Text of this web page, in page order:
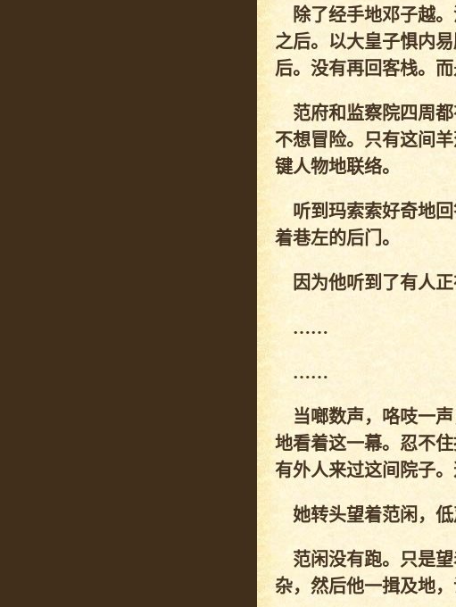
除了经手地邓子越。
之后。以大皇子惧内
后。没有再回客栈。
范府和监察院四周都
不想冒险。只有这间
键人物地联络。
听到玛索索好奇地回
着巷左的后门。
因为他听到了有人正
……
……
当啷数声，咯吱一声
地看着这一幕。忍不
有外人来过这间院子。
她转头望着范闲，低
范闲没有跑。只是望
杂，然后他一揖及地